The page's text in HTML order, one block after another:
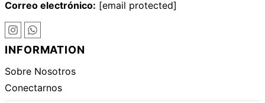
Correo electrónico: [email protected]
INFORMATION
Sobre Nosotros
Conectarnos